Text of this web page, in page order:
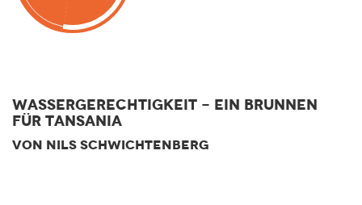
Wassergerechtigkeit - Ein Brunnen
für Tansania
VON NILS SCHWICHTENBERG